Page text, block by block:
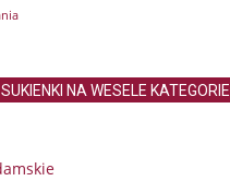
NA WESELE KATEGORIE